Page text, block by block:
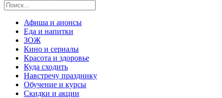
Афиша и анонсы
Еда и напитки
ЗОЖ
Кино и сериалы
Красота и здоровье
Куда сходить
Навстречу празднику
Обучение и курсы
Скидки и акции